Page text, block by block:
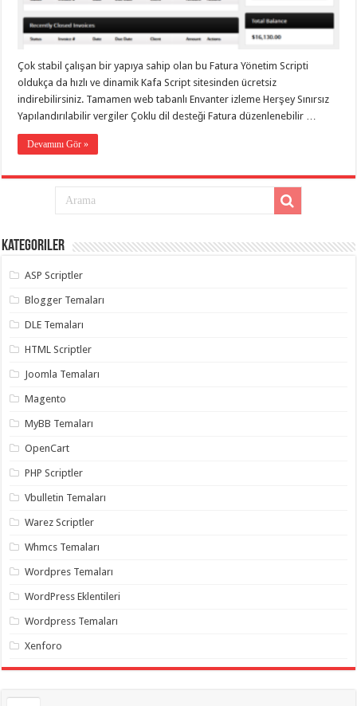
gaziantep
evden
gaziantep
evden
taşımacılık,
gaziantep
taşımacılık,
evden
taşımacılık,
gaziantep
taşıma,
evden
taşımacılık,
gaziantep
organizasyon
gaziantep
organizasyon,
gaziantep
organizasyon
gaziantep
gaziantep
gaziantep
gaziantep
twitter
hilesi ,
takipçi
instagram
hilesi ,
Çok stabil çalışan bir yapıya sahip olan bu Fatura Yönetim Scripti
oldukça da hızlı ve dinamik Kafa Script sitesinden ücretsiz
indirebilirsiniz. Tamamen web tabanlı Envanter izleme Herşey Sınırsız
Yapılandırılabilir vergiler Çoklu dil desteği Fatura düzenlenebilir …
Devamını Gör »
Kategoriler
ASP Scriptler
Blogger Temaları
DLE Temaları
HTML Scriptler
Joomla Temaları
Magento
MyBB Temaları
OpenCart
PHP Scriptler
Vbulletin Temaları
Warez Scriptler
Whmcs Temaları
Wordpres Temaları
WordPress Eklentileri
Wordpress Temaları
Xenforo